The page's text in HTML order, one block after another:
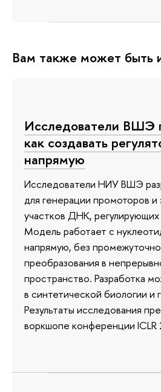
Вам также может быть
Исследователи ВШЭ
как создавать
напрямую
Исследователи НИУ ВШЭ
для генерации промоторов
участков ДНК, регулирующих
Модель работает с
напрямую, без
преобразования в
пространство. Разработка
в синтетической биологии и
Результаты исследования
воркшопе конференции ICLR